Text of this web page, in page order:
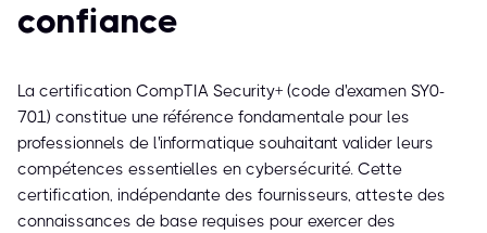
confiance
La certification CompTIA Security+ (code d'examen SY0-
701) constitue une référence fondamentale pour les
professionnels de l'informatique souhaitant valider leurs
compétences essentielles en cybersécurité. Cette
certification, indépendante des fournisseurs, atteste des
connaissances de base requises pour exercer des